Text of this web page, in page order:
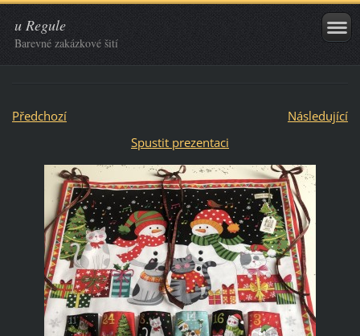
u Regule
Barevné zakázkové šití
Předchozí
Následující
Spustit prezentaci